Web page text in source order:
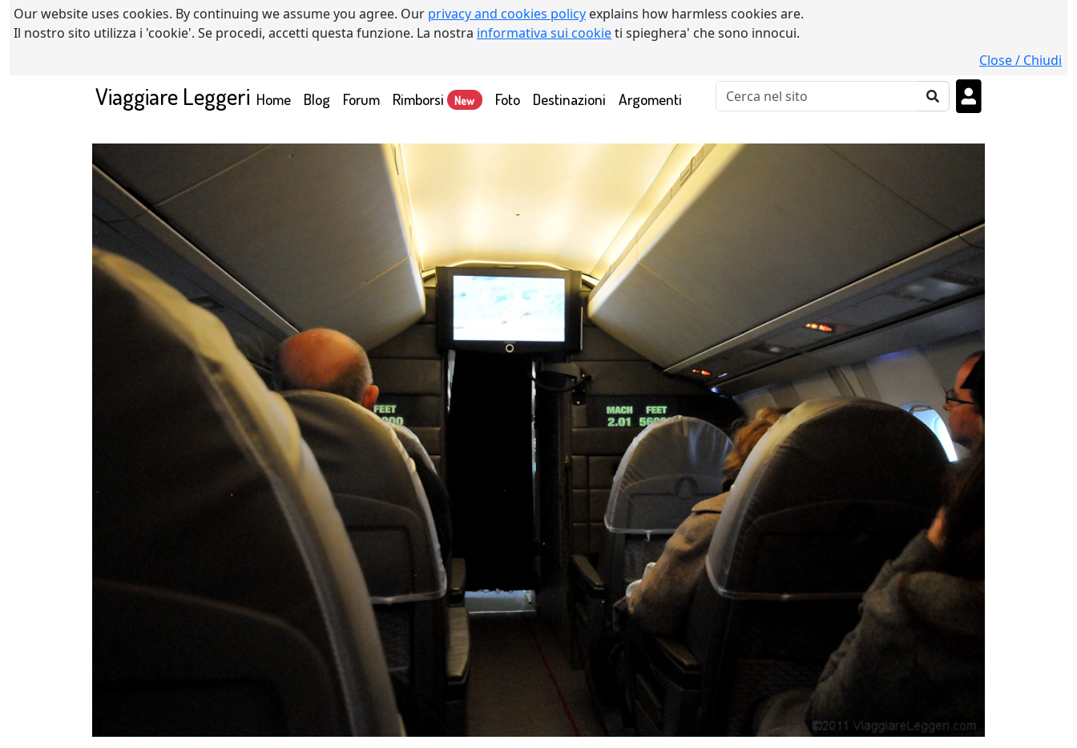
Our website uses cookies. By continuing we assume you agree. Our privacy and cookies policy explains how harmless cookies are.
Il nostro sito utilizza i 'cookie'. Se procedi, accetti questa funzione. La nostra informativa sui cookieti spieghera' che sono innocui.
Close / Chiudi
Viaggiare Leggeri Home(current)
Blog Forum Rimborsi New Foto Destinazioni Argomenti